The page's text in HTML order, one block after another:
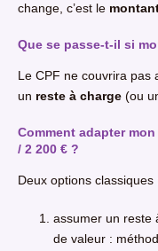
change, c’est le
Que se passe-t-il si
Le CPF ne couvrira pas
un reste à charge(ou
Comment adapter
/ 2 200 € ?
Deux options classiques
assumer un reste
de valeur :